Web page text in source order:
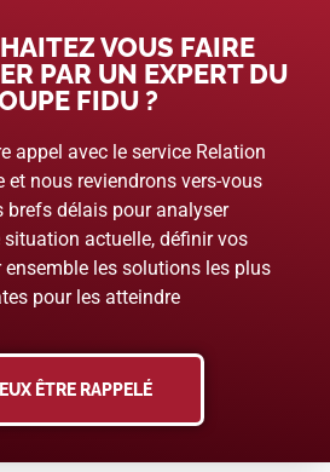
VOUS FAIRE
PAR UN EXPERT DU
FIDU ?
appel avec le service Relation
et nous reviendrons vers-vous
brefs délais pour analyser
situation actuelle, définir vos
les solutions les plus
pour les atteindre
ÊTRE RAPPELÉ